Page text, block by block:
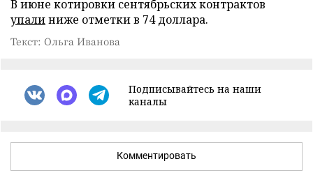
В июне котировки сентябрьских контрактов
упалиниже отметки в 74 доллара.
Текст: Ольга Иванова
Подписывайтесь на наши
каналы
Комментировать